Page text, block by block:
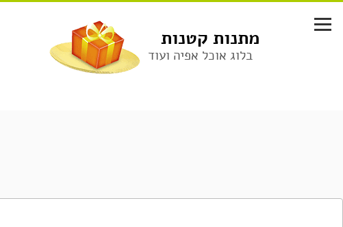
לתוכן
מתנות קטנות
בלוג אוכל אפיה ועוד